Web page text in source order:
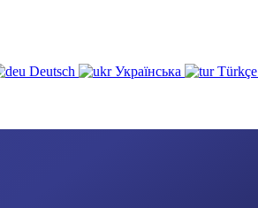
Deutsch Українська Türkçe